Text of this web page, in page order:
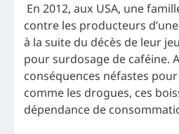
En 2012, aux USA, une
contre les producteurs
à la suite du décès de leur
pour surdosage de caféine.
conséquences néfastes
comme les drogues, ces
dépendance de